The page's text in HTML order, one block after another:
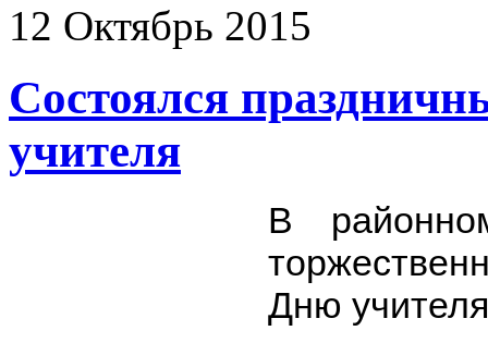
12 Октябрь 2015
Состоялся
учителя
В
Дню